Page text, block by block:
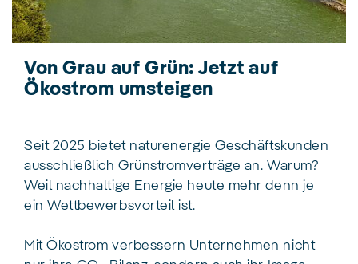
Von Grau auf Grün: Jetzt auf
Ökostrom umsteigen
Seit 2025 bietet naturenergie Geschäftskunden
ausschließlich Grünstromverträge an. Warum?
Weil nachhaltige Energie heute mehr denn je
ein Wettbewerbsvorteil ist.
Mit Ökostrom verbessern Unternehmen nicht